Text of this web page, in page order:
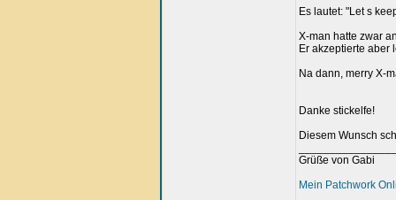
Es lautet: "Let s
X-man hatte zwar
Er akzeptierte aber
Na dann, merry X-
Danke stickelfe!
Diesem Wunsch
Grüße von Gabi
Mein Patchwork